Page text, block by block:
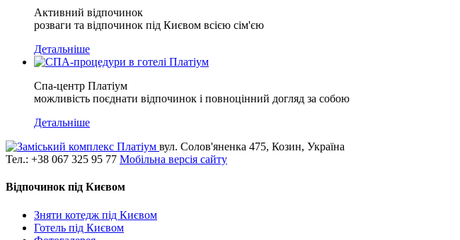
Активний відпочинок
розваги та відпочинок під Києвом всією сім'єю
Детальніше
Спа-центр Платіум
можливість поєднати відпочинок і повноцінний догляд за собою
Детальніше
вул. Солов'яненка 475, Козин, Україна
Тел.: +38 067 325 95 77 Мобільна версія сайту
Відпочинок під Києвом
Зняти котедж під Києвом
Готель під Києвом